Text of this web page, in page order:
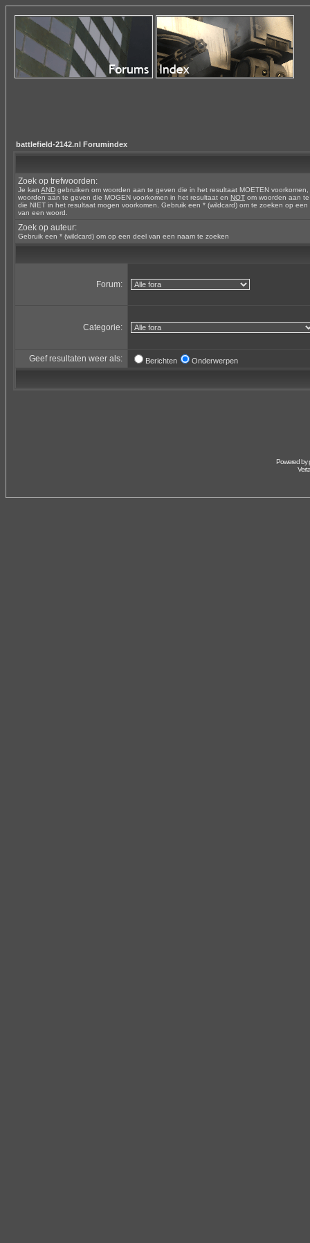
battlefield-2142.nl Forumindex
Zoek op trefwoorden:
Je kan AND gebruiken om woorden aan te geven die in het resultaat MOETEN voorkomen,
woorden aan te geven die MOGEN voorkomen in het resultaat en NOT om woorden aan
die NIET in het resultaat mogen voorkomen. Gebruik een * (wildcard) om te zoeken op een
van een woord.
Zoek op auteur:
Gebruik een * (wildcard) om op een deel van een naam te zoeken
Forum:
Categorie:
Geef resultaten weer als: Berichten Onderwerpen
Powered by